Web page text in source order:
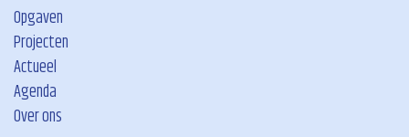
Opgaven
Projecten
Actueel
Agenda
Over ons